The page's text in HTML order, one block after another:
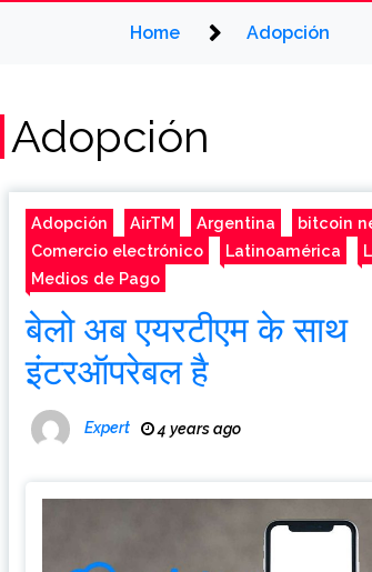
Home Adopción
Adopción
Adopción AirTM Argentina
bitcoin
Comercio electrónico
Latinoamérica
Medios de Pago
बेलो अब एयरटीएम के साथ
इंटरऑपरेबल है
Expert 4 years ago